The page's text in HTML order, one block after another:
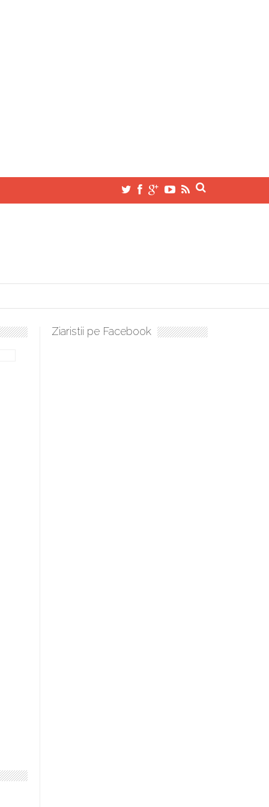
Sculați, sculați, boieri mari! Sara Nukina are nevoie de ajutorul
Ziaristii pe Facebook